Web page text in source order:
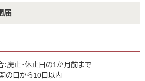
届
：廃止・休止日の1か月前まで
の日から10日以内